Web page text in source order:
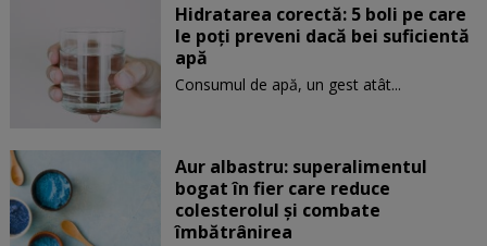
Hidratarea corectă: 5 boli pe care
le poți preveni dacă bei suficientă
apă
Consumul de apă, un gest atât...
Aur albastru: superalimentul
bogat în fier care reduce
colesterolul și combate
îmbătrânirea